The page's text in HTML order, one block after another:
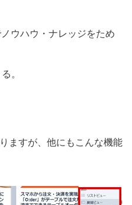
ウハウ・ナレッジをため
。
ますが、他にもこんな機能